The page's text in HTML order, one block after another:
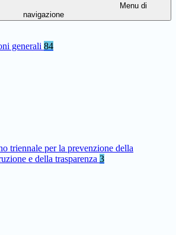
Menu di
navigazione
generali 84
triennale per la prevenzione della
e della trasparenza 3